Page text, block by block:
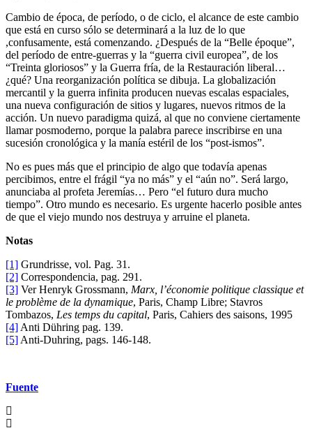
Cambio de época, de período, o de ciclo, el alcance de este cambio
que está en curso sólo se determinará a la luz de lo que
,confusamente, está comenzando. ¿Después de la “Belle époque”,
del período de entre-guerras y la “guerra civil europea”, de los
“Treinta gloriosos” y la Guerra fría, de la Restauración liberal…
¿qué? Una reorganización política se dibuja. La globalización
mercantil y la guerra infinita producen nuevas escalas espaciales,
una nueva configuración de sitios y lugares, nuevos ritmos de la
acción. Un nuevo paradigma quizá, al que no conviene ciertamente
llamar posmoderno, porque la palabra parece inscribirse en una
sucesión cronológica y la manía estéril de los “post-ismos”.
No es pues más que el principio de algo que todavía apenas
percibimos, entre el frágil “ya no más” y el “aún no”. Será largo,
anunciaba al profeta Jeremías… Pero “el futuro dura mucho
tiempo”. Otro mundo es necesario. Es urgente hacerlo posible antes
de que el viejo mundo nos destruya y arruine el planeta.
Notas
[1] Grundrisse, vol. Pag. 31.
[2] Correspondencia, pag. 291.
[3] Ver Henryk Grossmann, Marx, l’économie politique classique et
le problème de la dynamique, Paris, Champ Libre; Stavros
Tombazos, Les temps du capital, Paris, Cahiers des saisons, 1995
[4] Anti Dühring pag. 139.
[5] Anti-Duhring, pags. 146-148.
Fuente